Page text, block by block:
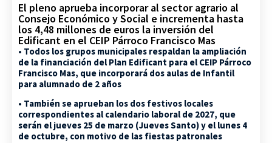
El pleno aprueba incorporar al sector agrario al
Consejo Económico y Social e incrementa hasta
los 4,48 millones de euros la inversión del
Edificant en el CEIP Párroco Francisco Mas
• Todos los grupos municipales respaldan la ampliación
de la financiación del Plan Edificant para el CEIP Párroco
Francisco Mas, que incorporará dos aulas de Infantil
para alumnado de 2 años
• También se aprueban los dos festivos locales
correspondientes al calendario laboral de 2027, que
serán el jueves 25 de marzo (Jueves Santo) y el lunes 4
de octubre, con motivo de las fiestas patronales